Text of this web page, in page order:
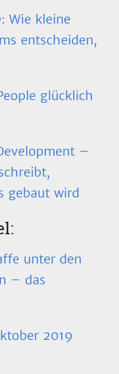
Wie kleine
entscheiden,
glücklich
–
gebaut wird
unter den
– das
2019